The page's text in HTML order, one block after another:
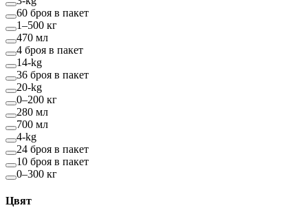
60 броя в пакет
1–500 кг
470 мл
4 броя в пакет
14-kg
36 броя в пакет
20-kg
0–200 кг
280 мл
700 мл
4-kg
24 броя в пакет
10 броя в пакет
0–300 кг
Цвят